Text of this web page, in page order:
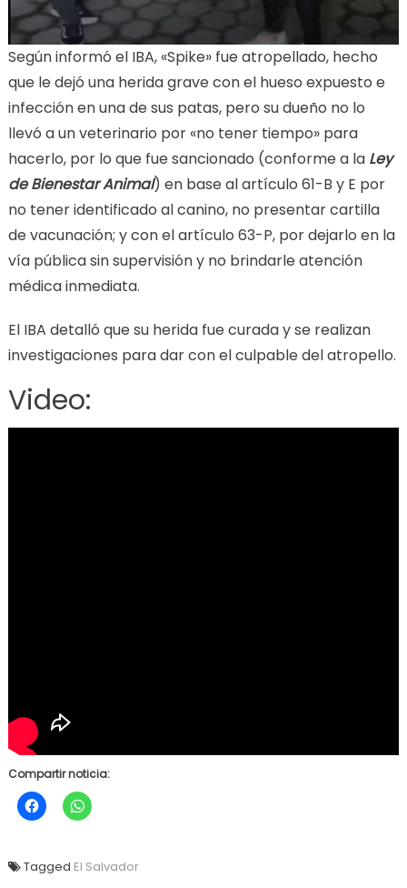
Según informó el IBA, «Spike» fue atropellado, hecho
que le dejó una herida grave con el hueso expuesto e
infección en una de sus patas, pero su dueño no lo
llevó a un veterinario por «no tener tiempo» para
hacerlo, por lo que fue sancionado (conforme a la Ley
de Bienestar Animal) en base al artículo 61-B y E por
no tener identificado al canino, no presentar cartilla
de vacunación; y con el artículo 63-P, por dejarlo en la
vía pública sin supervisión y no brindarle atención
médica inmediata.
El IBA detalló que su herida fue curada y se realizan
investigaciones para dar con el culpable del atropello.
Video:
Compartir noticia:
Tagged El Salvador